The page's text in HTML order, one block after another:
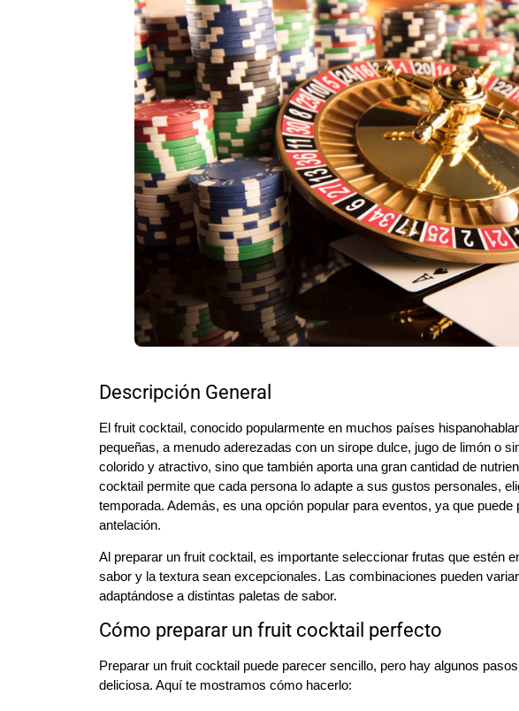
Descripción General
El fruit cocktail, conocido popularmente en muchos países
pequeñas, a menudo aderezadas con un sirope dulce, jugo de limón o
colorido y atractivo, sino que también aporta una gran cantidad de
cocktail permite que cada persona lo adapte a sus gustos personales,
temporada. Además, es una opción popular para eventos, ya que
antelación.
Al preparar un fruit cocktail, es importante seleccionar frutas que estén
sabor y la textura sean excepcionales. Las combinaciones pueden
adaptándose a distintas paletas de sabor.
Cómo preparar un fruit cocktail perfecto
Preparar un fruit cocktail puede parecer sencillo, pero hay algunos
deliciosa. Aquí te mostramos cómo hacerlo: